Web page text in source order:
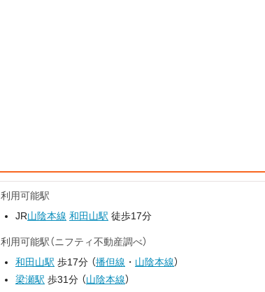
利用可能駅
JR山陰本線 和田山駅 徒歩17分
利用可能駅（ニフティ不動産調べ）
和田山駅 歩17分 （播但線 ・ 山陰本線）
梁瀬駅 歩31分 （山陰本線）